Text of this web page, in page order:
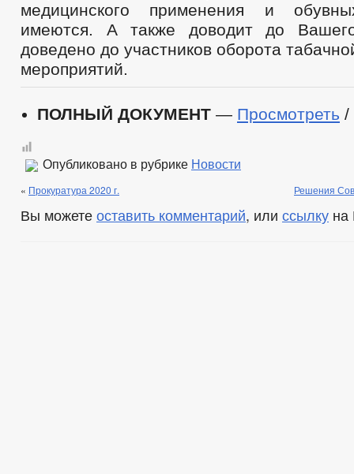
медицинского применения и
имеются. А также доводит до
доведено до участников оборота
мероприятий.
ПОЛНЫЙ ДОКУМЕНТ — Просмотреть /
Опубликовано в рубрике Новости
« Прокуратура 2020 г. Решения
Вы можете оставить комментарий, или ссылку на